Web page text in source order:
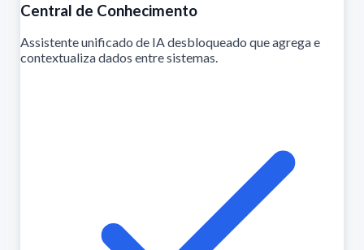
Central de Conhecimento
Assistente unificado de IA desbloqueado que agrega e
contextualiza dados entre sistemas.